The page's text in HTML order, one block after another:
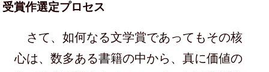
受賞作選定プロセス
さて、如何なる文学賞であってもその核
心は、数多ある書籍の中から、真に価値の